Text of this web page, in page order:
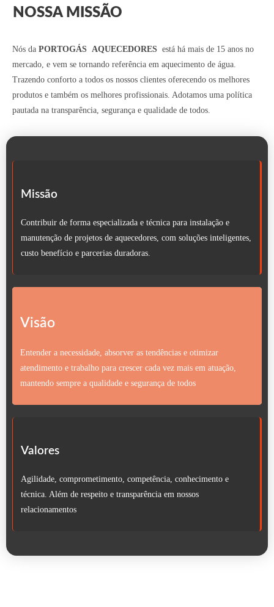
NOSSA MISSÃO
Nós da PORTOGÁS AQUECEDORES está há mais de 15 anos no
mercado, e vem se tornando referência em aquecimento de água.
Trazendo conforto a todos os nossos clientes oferecendo os melhores
produtos e também os melhores profissionais. Adotamos uma política
pautada na transparência, segurança e qualidade de todos.
Missão
Contribuir de forma especializada e técnica para instalação e
manutenção de projetos de aquecedores, com soluções inteligentes,
custo benefício e parcerias duradoras.
Visão
Entender a necessidade, absorver as tendências e otimizar
atendimento e trabalho para crescer cada vez mais em atuação,
mantendo sempre a qualidade e segurança de todos
Valores
Agilidade, comprometimento, competência, conhecimento e
técnica. Além de respeito e transparência em nossos
relacionamentos